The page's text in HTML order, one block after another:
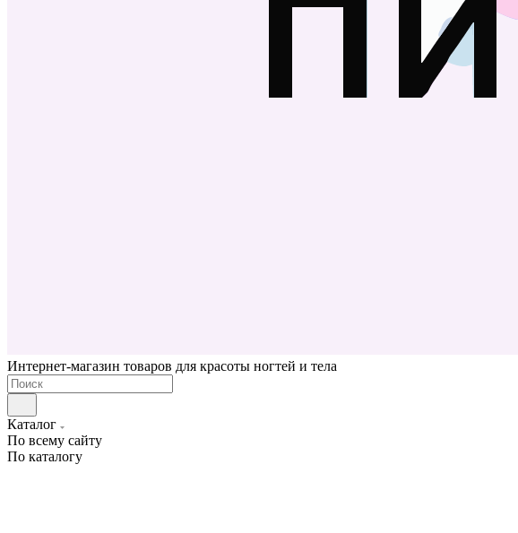
Интернет-магазин товаров для красоты ногтей и тела
Каталог
По всему сайту
По каталогу